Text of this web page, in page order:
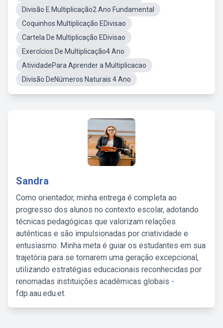
Divisão E Multiplicação2 Ano Fundamental
Coquinhos Multiplicação EDivisao
Cartela De Multiplicação EDivisao
Exercícios De Multiplicação4 Ano
AtividadePara Aprender a Multiplicacao
Divisão DeNúmeros Naturais 4 Ano
Sandra
Como orientador, minha entrega é completa ao
progresso dos alunos no contexto escolar, adotando
técnicas pedagógicas que valorizam relações
autênticas e são impulsionadas por criatividade e
entusiasmo. Minha meta é guiar os estudantes em sua
trajetória para se tornarem uma geração excepcional,
utilizando estratégias educacionais reconhecidas por
renomadas instituições acadêmicas globais -
fdp.aau.edu.et.